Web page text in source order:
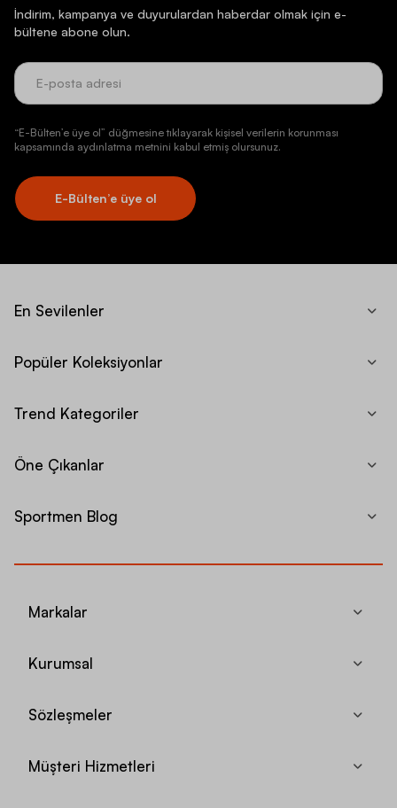
İndirim, kampanya ve duyurulardan haberdar olmak için e-
bültene abone olun.
“E-Bülten’e üye ol” düğmesine tıklayarak kişisel verilerin korunması
kapsamında aydınlatma metnini kabul etmiş olursunuz.
E-Bülten’e üye ol
En Sevilenler
Popüler Koleksiyonlar
Trend Kategoriler
Öne Çıkanlar
Sportmen Blog
Markalar
Kurumsal
Sözleşmeler
Müşteri Hizmetleri